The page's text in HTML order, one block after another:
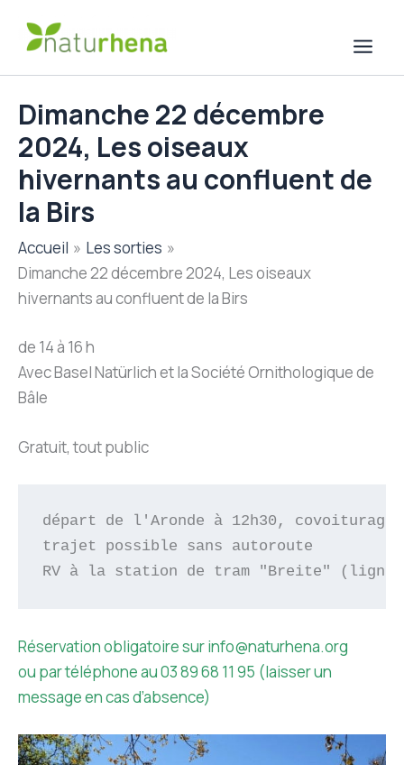
Dimanche 22 décembre
2024, Les oiseaux
hivernants au confluent de
la Birs
Accueil
Les sorties
Dimanche 22 décembre 2024, Les oiseaux
hivernants au confluent de la Birs
de 14 à 16 h
Avec Basel Natürlich et la Société Ornithologique de
Bâle
Gratuit, tout public
départ de l'Aronde à 12h30,
trajet possible sans autoroute
RV à la station de tram "Breite" (ligne
Réservation obligatoire sur info@naturhena.org
ou par téléphone au 03 89 68 11 95 (laisser un
message en cas d’absence)